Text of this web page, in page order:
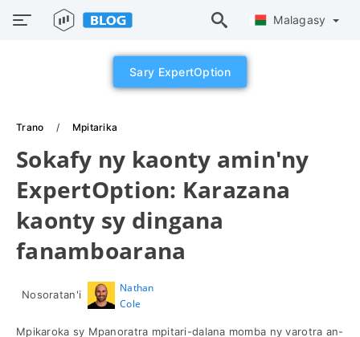
Malagasy
Sary ExpertOption
Trano Mpitarika
Sokafy ny kaonty amin'ny
ExpertOption: Karazana
kaonty sy dingana
fanamboarana
Nosoratan'i
Nathan
Cole
Mpikaroka sy Mpanoratra mpitari-dalana momba ny varotra an-